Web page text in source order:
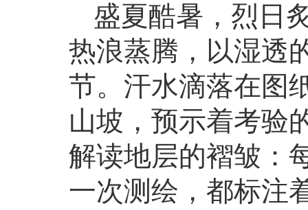
盛夏酷暑，烈日
热浪蒸腾，以湿透
节。汗水滴落在图
山坡，预示着考验
解读地层的褶皱：
一次测绘，都标注